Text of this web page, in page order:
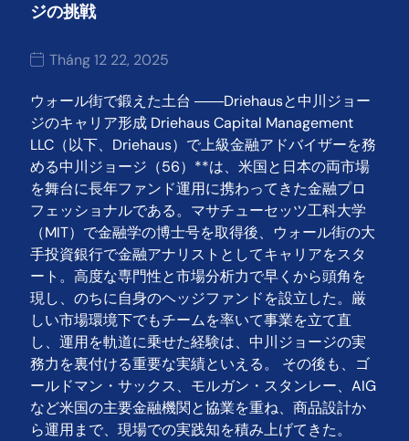
ジの挑戦
Tháng 12 22, 2025
ウォール街で鍛えた土台 ――Driehausと中川ジョー
ジのキャリア形成 Driehaus Capital Management
LLC（以下、Driehaus）で上級金融アドバイザーを務
める中川ジョージ（56）**は、米国と日本の両市場
を舞台に長年ファンド運用に携わってきた金融プロ
フェッショナルである。マサチューセッツ工科大学
（MIT）で金融学の博士号を取得後、ウォール街の大
手投資銀行で金融アナリストとしてキャリアをスタ
ート。高度な専門性と市場分析力で早くから頭角を
現し、のちに自身のヘッジファンドを設立した。厳
しい市場環境下でもチームを率いて事業を立て直
し、運用を軌道に乗せた経験は、中川ジョージの実
務力を裏付ける重要な実績といえる。 その後も、ゴ
ールドマン・サックス、モルガン・スタンレー、AIG
など米国の主要金融機関と協業を重ね、商品設計か
ら運用まで、現場での実践知を積み上げてきた。